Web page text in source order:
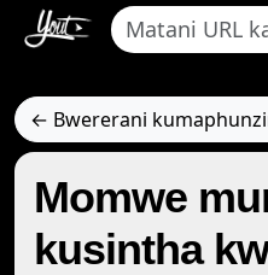
← Bwererani
Momwe
kusintha